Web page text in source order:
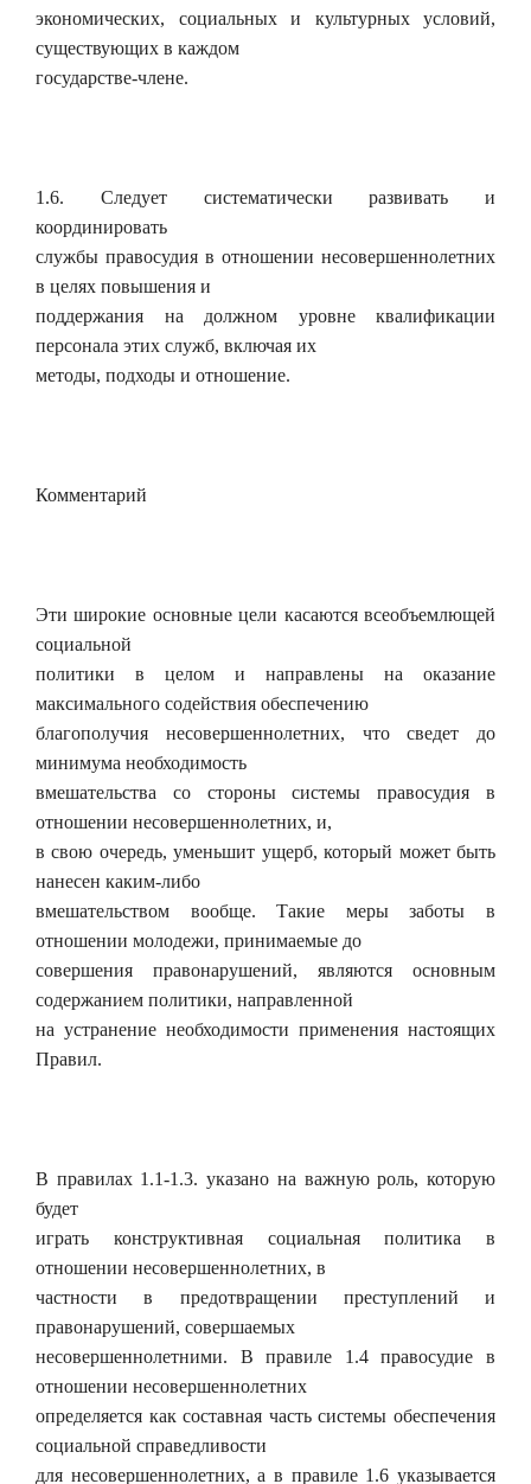
экономических, социальных и культурных условий,
существующих в каждом
государстве-члене.
1.6. Следует систематически развивать и
координировать
службы правосудия в отношении несовершеннолетних
в целях повышения и
поддержания на должном уровне квалификации
персонала этих служб, включая их
методы, подходы и отношение.
Комментарий
Эти широкие основные цели касаются всеобъемлющей
социальной
политики в целом и направлены на оказание
максимального содействия обеспечению
благополучия несовершеннолетних, что сведет до
минимума необходимость
вмешательства со стороны системы правосудия в
отношении несовершеннолетних, и,
в свою очередь, уменьшит ущерб, который может быть
нанесен каким-либо
вмешательством вообще. Такие меры заботы в
отношении молодежи, принимаемые до
совершения правонарушений, являются основным
содержанием политики, направленной
на устранение необходимости применения настоящих
Правил.
В правилах 1.1-1.3. указано на важную роль, которую
будет
играть конструктивная социальная политика в
отношении несовершеннолетних, в
частности в предотвращении преступлений и
правонарушений, совершаемых
несовершеннолетними. В правиле 1.4 правосудие в
отношении несовершеннолетних
определяется как составная часть системы обеспечения
социальной справедливости
для несовершеннолетних, а в правиле 1.6 указывается